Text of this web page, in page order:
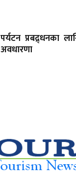
पर्यटन प्रबद्र्धनका
अवधारणा